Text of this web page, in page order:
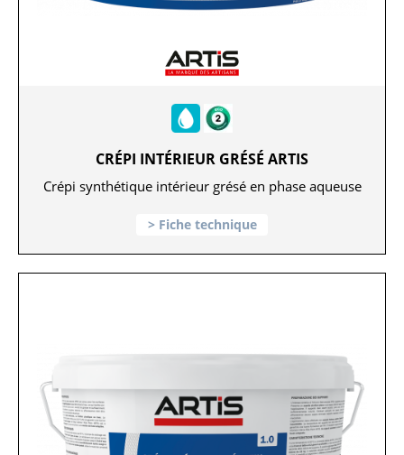
CRÉPI INTÉRIEUR GRÉSÉ ARTIS
Crépi synthétique intérieur grésé en phase aqueuse
Fiche technique